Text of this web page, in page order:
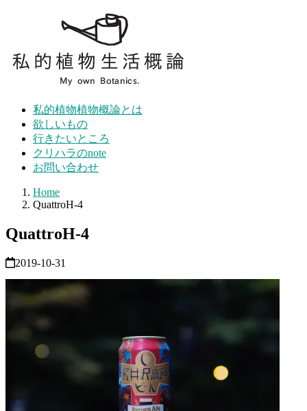
私的植物植物概論とは
欲しいもの
行きたいところ
クリハラのnote
お問い合わせ
Home
QuattroH-4
QuattroH-4
2019-10-31